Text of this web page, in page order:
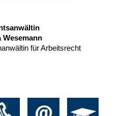
Wesemann
für Arbeitsrecht